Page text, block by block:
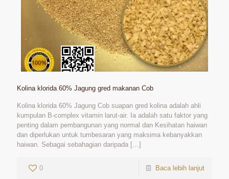
Kolina klorida 60% Jagung gred makanan Cob
Kolina klorida 60% Jagung Cob suapan gred kolina adalah ahli
kumpulan B-complex vitamin larut-air. Ia adalah satu faktor yang
penting dalam pembangunan yang normal dan Kesihatan haiwan
dan diperlukan untuk tumbesaran yang maksima kebanyakkan
haiwan. Sebagai sebahagian daripada […]
0 Baca lebih lanjut